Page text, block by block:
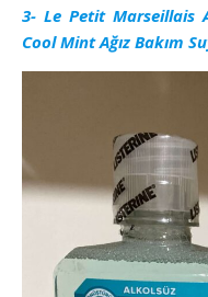
3- Le Petit Marseillais
Cool Mint Ağız Bakım